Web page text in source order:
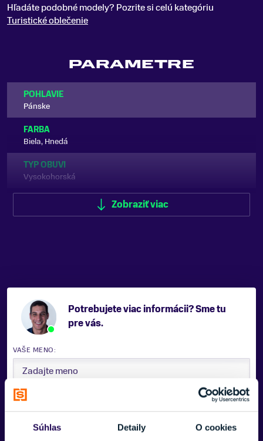
Súhlas Detaily O cookies
Hľadáte podobné modely? Pozrite si celú kategóriu
Turistické oblečenie
PARAMETRE
POHLAVIE
Pánske
FARBA
Biela, Hnedá
TYP OBUVI
Vysokohorská
Zobraziť viac
Potrebujete viac informácii? Sme tu
pre vás.
VAŠE MENO:
E-MAIL: